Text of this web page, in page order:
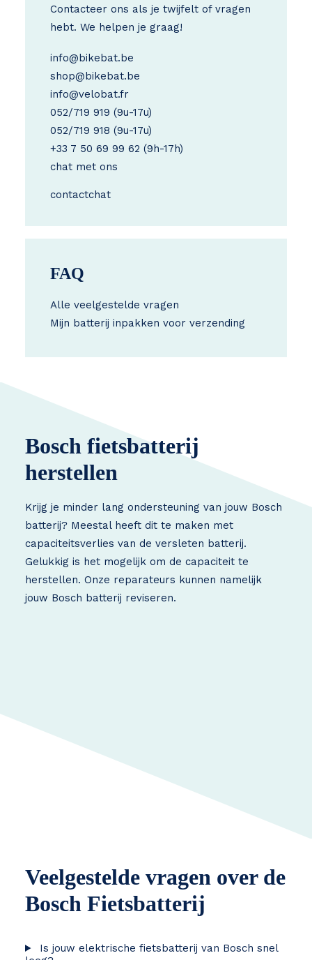
Contacteer ons als je twijfelt of vragen
hebt. We helpen je graag!
info@bikebat.be
shop@bikebat.be
info@velobat.fr
052/719 919 (9u-17u)
052/719 918 (9u-17u)
+33 7 50 69 99 62 (9h-17h)
chat met ons
contactchat
FAQ
Alle veelgestelde vragen
Mijn batterij inpakken voor verzending
Bosch fietsbatterij
herstellen
Krijg je minder lang ondersteuning van jouw Bosch
batterij? Meestal heeft dit te maken met
capaciteitsverlies van de versleten batterij.
Gelukkig is het mogelijk om de capaciteit te
herstellen. Onze reparateurs kunnen namelijk
jouw Bosch batterij reviseren.
Veelgestelde vragen over de
Bosch Fietsbatterij
Is jouw elektrische fietsbatterij van Bosch snel